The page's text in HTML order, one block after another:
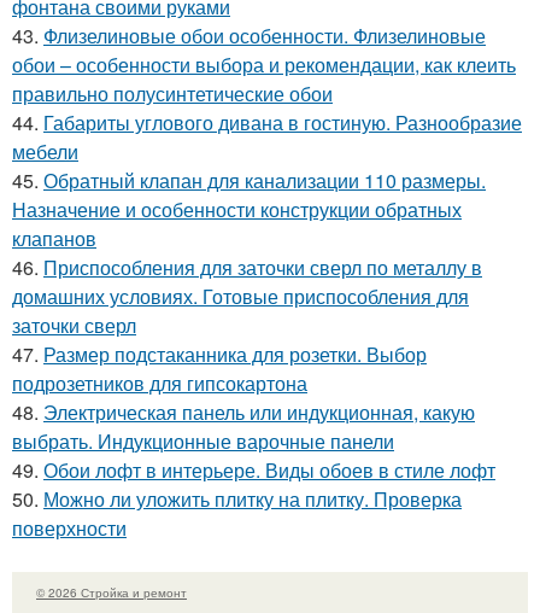
фонтана своими руками
43. Флизелиновые обои особенности. Флизелиновые
обои – особенности выбора и рекомендации, как клеить
правильно полусинтетические обои
44. Габариты углового дивана в гостиную. Разнообразие
мебели
45. Обратный клапан для канализации 110 размеры.
Назначение и особенности конструкции обратных
клапанов
46. Приспособления для заточки сверл по металлу в
домашних условиях. Готовые приспособления для
заточки сверл
47. Размер подстаканника для розетки. Выбор
подрозетников для гипсокартона
48. Электрическая панель или индукционная, какую
выбрать. Индукционные варочные панели
49. Обои лофт в интерьере. Виды обоев в стиле лофт
50. Можно ли уложить плитку на плитку. Проверка
поверхности
© 2026 Стройка и ремонт